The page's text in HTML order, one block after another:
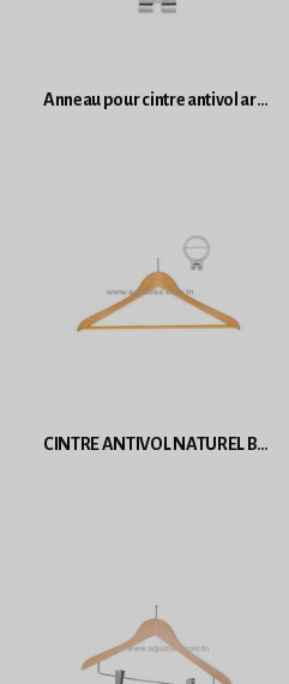
Anneau pour cintre antivol argenté métal
CINTRE ANTIVOL NATUREL BOIS